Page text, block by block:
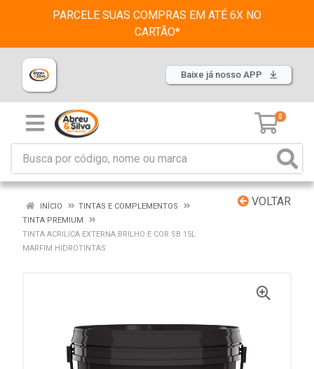
PARCELE SUAS COMPRAS EM ATÉ 6X NO
CARTÃO*
Baixe já nosso APP
0
VOLTAR
INÍCIO
TINTAS E COMPLEMENTOS
TINTA PREMIUM
TINTA ACRILICA EXTERNA BRILHO E COR SB 15L
MARFIM HIDROTINTAS